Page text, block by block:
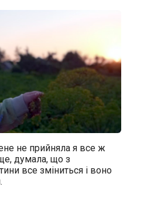
не прийняла я все ж
думала, що з
все зміниться і воно